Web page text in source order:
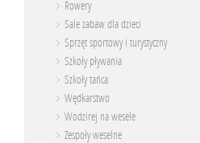
Rowery
Sale zabaw dla dzieci
Sprzęt sportowy i turystyczny
Szkoły pływania
Szkoły tańca
Wędkarstwo
Wodzirej na wesele
Zespoły weselne